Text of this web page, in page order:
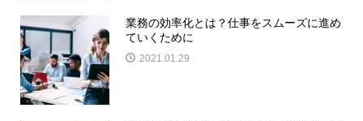
業務の効率化とは？仕事をスムーズに進め
ていくために
2021.01.29